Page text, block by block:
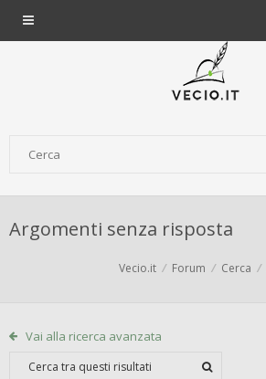
Argomenti senza risposta
Vecio.it Forum Cerca
Vai alla ricerca avanzata